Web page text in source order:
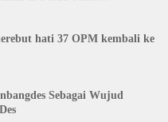
hati 37 OPM kembali ke
Sebagai Wujud